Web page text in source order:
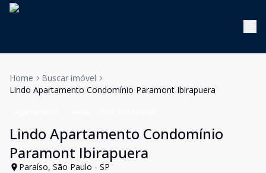
Home
Buscar imóvel
Lindo Apartamento Condomínio Paramont Ibirapuera
Lindo Apartamento Condomínio
Paramont Ibirapuera
Paraíso, São Paulo - SP